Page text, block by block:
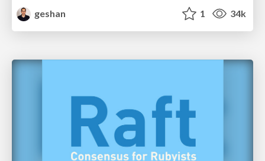
geshan
1 34k